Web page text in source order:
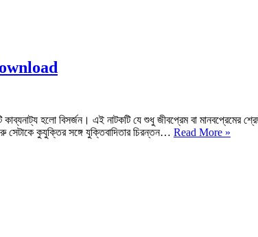
হলো বিসর্জন। এই নাটকটি যে শুধু জীবপ্রেম বা মানবপ্রেমের
সেটাকে কুযুক্তির সঙ্গে যুক্তিবাদিতার চিরন্তন… Read More »